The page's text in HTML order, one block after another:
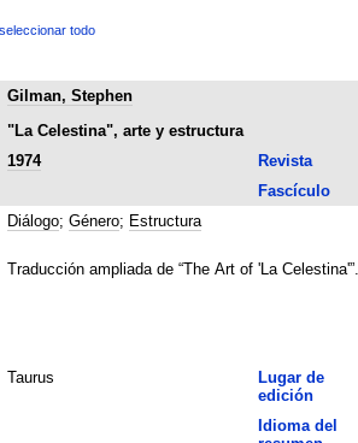
todo
Gilman, Stephen
"La Celestina", arte y estructura
1974
Revista
Fascículo
Diálogo; Género; Estructura
Traducción ampliada de “The Art of 'La Celestina'”.
Taurus
Lugar de
edición
Idioma del